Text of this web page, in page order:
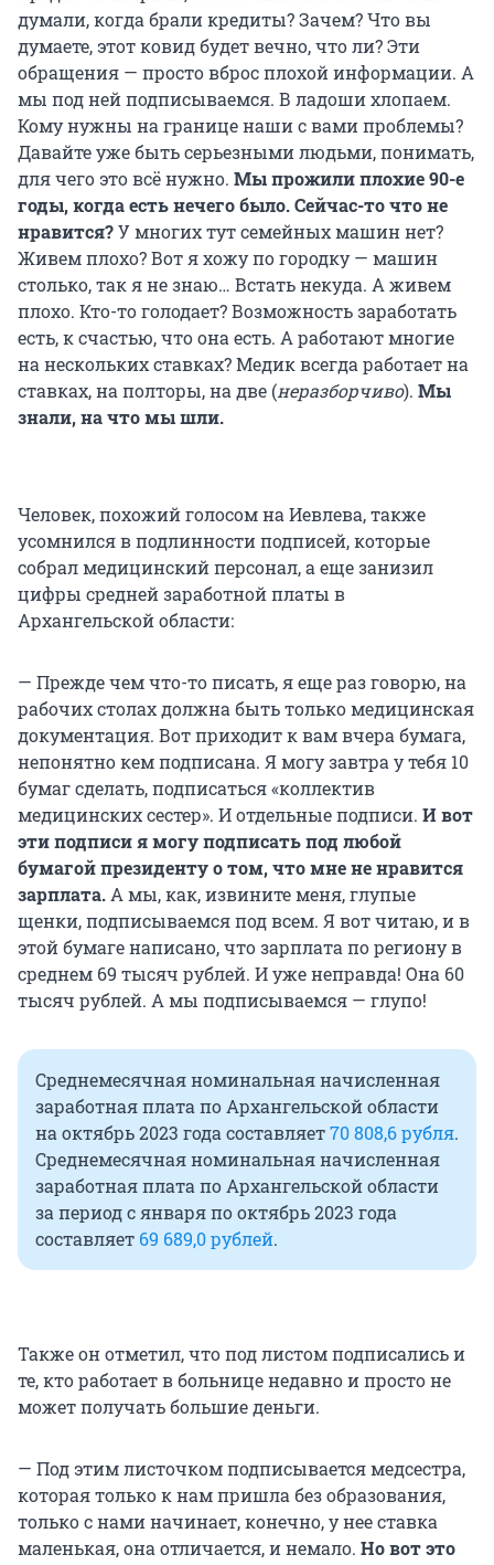
думали, когда брали кредиты? Зачем? Что вы
думаете, этот ковид будет вечно, что ли? Эти
обращения — просто вброс плохой информации. А
мы под ней подписываемся. В ладоши хлопаем.
Кому нужны на границе наши с вами проблемы?
Давайте уже быть серьезными людьми, понимать,
для чего это всё нужно. Мы прожили плохие 90-е
годы, когда есть нечего было. Сейчас-то что не
нравится?У многих тут семейных машин нет?
Живем плохо? Вот я хожу по городку — машин
столько, так я не знаю… Встать некуда. А живем
плохо. Кто-то голодает? Возможность заработать
есть, к счастью, что она есть. А работают многие
на нескольких ставках? Медик всегда работает на
ставках, на полторы, на две (неразборчиво). Мы
знали, на что мы шли.
Человек, похожий голосом на Иевлева, также
усомнился в подлинности подписей, которые
собрал медицинский персонал, а еще занизил
цифры средней заработной платы в
Архангельской области:
— Прежде чем что-то писать, я еще раз говорю, на
рабочих столах должна быть только медицинская
документация. Вот приходит к вам вчера бумага,
непонятно кем подписана. Я могу завтра у тебя 10
бумаг сделать, подписаться «коллектив
медицинских сестер». И отдельные подписи. И вот
эти подписи я могу подписать под любой
бумагой президенту о том, что мне не нравится
зарплата.А мы, как, извините меня, глупые
щенки, подписываемся под всем. Я вот читаю, и в
этой бумаге написано, что зарплата по региону в
среднем 69 тысяч рублей. И уже неправда! Она 60
тысяч рублей. А мы подписываемся — глупо!
Среднемесячная номинальная начисленная
заработная плата по Архангельской области
на октябрь 2023 года составляет70 808,6 рубля.
Среднемесячная номинальная начисленная
заработная плата по Архангельской области
за период с января по октябрь 2023 года
составляет 69 689,0 рублей.
Также он отметил, что под листом подписались и
те, кто работает в больнице недавно и просто не
может получать большие деньги.
— Под этим листочком подписывается медсестра,
которая только к нам пришла без образования,
только с нами начинает, конечно, у нее ставка
маленькая, она отличается, и немало. Но вот это